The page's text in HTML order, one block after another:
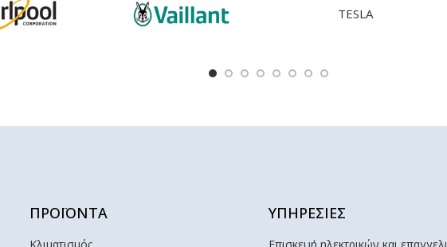
TESLA
ΠΡΟΪΟΝΤΑ ΥΠΗΡΕΣΙΕΣ